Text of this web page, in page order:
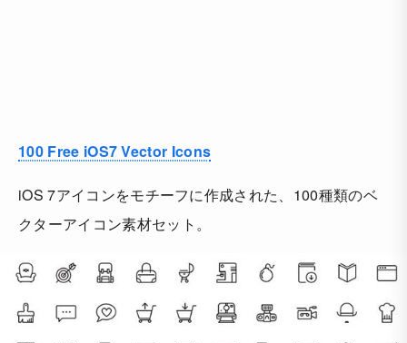
100 Free iOS7 Vector Icons
iOS 7アイコンをモチーフに作成された、100種類のベ
クターアイコン素材セット。